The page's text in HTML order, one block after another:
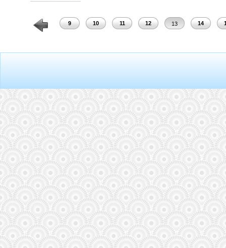
8 9 10 11 12 13 14